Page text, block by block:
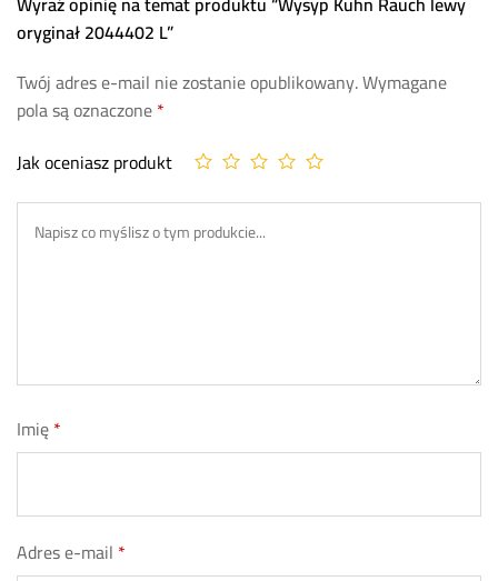
oryginał 2044402 L”
Twój adres e-mail nie zostanie opublikowany.Wymagane
pola są oznaczone*
Jak oceniasz produkt
Imię*
Adres e-mail *